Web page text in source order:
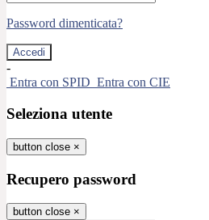
Password dimenticata?
-
Entra con SPID Entra con CIE
Seleziona utente
button close ×
Recupero password
button close ×